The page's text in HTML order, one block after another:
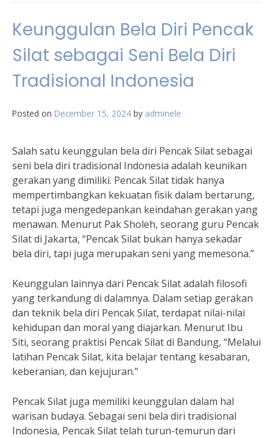
Keunggulan Bela Diri Pencak
Silat sebagai Seni Bela Diri
Tradisional Indonesia
Posted on December 15, 2024 by adminele
Salah satu keunggulan bela diri Pencak Silat sebagai
seni bela diri tradisional Indonesia adalah keunikan
gerakan yang dimiliki. Pencak Silat tidak hanya
mempertimbangkan kekuatan fisik dalam bertarung,
tetapi juga mengedepankan keindahan gerakan yang
menawan. Menurut Pak Sholeh, seorang guru Pencak
Silat di Jakarta, “Pencak Silat bukan hanya sekadar
bela diri, tapi juga merupakan seni yang memesona.”
Keunggulan lainnya dari Pencak Silat adalah filosofi
yang terkandung di dalamnya. Dalam setiap gerakan
dan teknik bela diri Pencak Silat, terdapat nilai-nilai
kehidupan dan moral yang diajarkan. Menurut Ibu
Siti, seorang praktisi Pencak Silat di Bandung, “Melalui
latihan Pencak Silat, kita belajar tentang kesabaran,
keberanian, dan kejujuran.”
Pencak Silat juga memiliki keunggulan dalam hal
warisan budaya. Sebagai seni bela diri tradisional
Indonesia, Pencak Silat telah turun-temurun dari